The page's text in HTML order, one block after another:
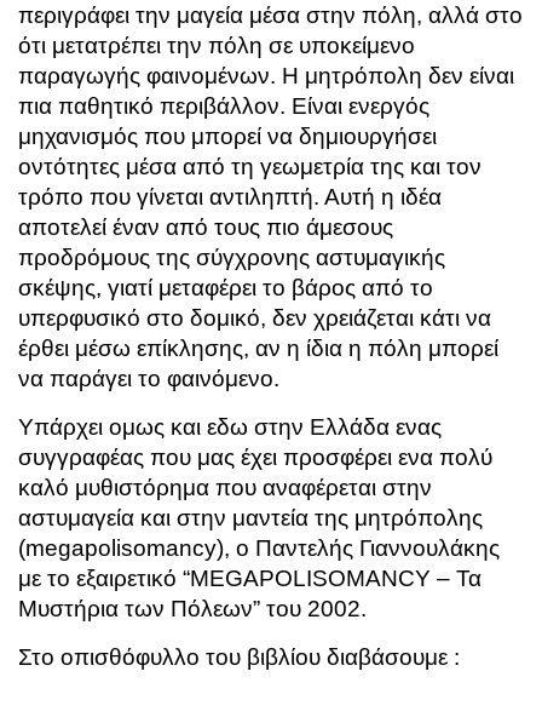
περιγράφει την μαγεία μέσα στην πόλη, αλλά στο
ότι μετατρέπει την πόλη σε υποκείμενο
παραγωγής φαινομένων. Η μητρόπολη δεν είναι
πια παθητικό περιβάλλον. Είναι ενεργός
μηχανισμός που μπορεί να δημιουργήσει
οντότητες μέσα από τη γεωμετρία της και τον
τρόπο που γίνεται αντιληπτή. Αυτή η ιδέα
αποτελεί έναν από τους πιο άμεσους
προδρόμους της σύγχρονης αστυμαγικής
σκέψης, γιατί μεταφέρει το βάρος από το
υπερφυσικό στο δομικό, δεν χρειάζεται κάτι να
έρθει μέσω επίκλησης, αν η ίδια η πόλη μπορεί
να παράγει το φαινόμενο.
Υπάρχει ομως και εδω στην Ελλάδα ενας
συγγραφέας που μας έχει προσφέρει ενα πολύ
καλό μυθιστόρημα που αναφέρεται στην
αστυμαγεία και στην μαντεία της μητρόπολης
(megapolisomancy), ο Παντελής Γιαννουλάκης
με το εξαιρετικό “MEGAPOLISOMANCY – Τα
Μυστήρια των Πόλεων” του 2002.
Στο οπισθόφυλλο του βιβλίου διαβάσουμε :